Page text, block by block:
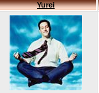
Yurei